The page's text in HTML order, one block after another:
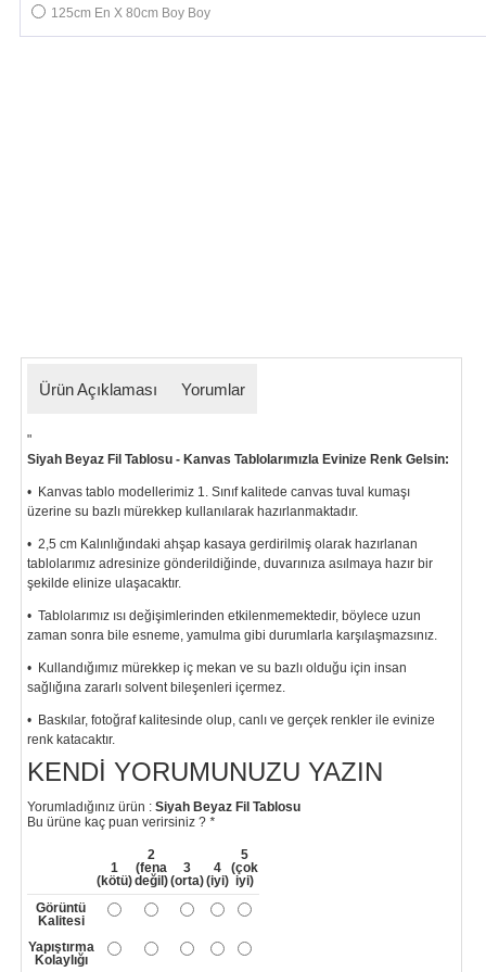
125cm En X 80cm Boy Boy
Ürün Açıklaması Yorumlar
"
Siyah Beyaz Fil Tablosu - Kanvas Tablolarımızla Evinize Renk Gelsin:
• Kanvas tablo modellerimiz 1. Sınıf kalitede canvas tuval kumaşı
üzerine su bazlı mürekkep kullanılarak hazırlanmaktadır.
• 2,5 cm Kalınlığındaki ahşap kasaya gerdirilmiş olarak hazırlanan
tablolarımız adresinize gönderildiğinde, duvarınıza asılmaya hazır bir
şekilde elinize ulaşacaktır.
• Tablolarımız ısı değişimlerinden etkilenmemektedir, böylece uzun
zaman sonra bile esneme, yamulma gibi durumlarla karşılaşmazsınız.
• Kullandığımız mürekkep iç mekan ve su bazlı olduğu için insan
sağlığına zararlı solvent bileşenleri içermez.
• Baskılar, fotoğraf kalitesinde olup, canlı ve gerçek renkler ile evinize
renk katacaktır.
KENDI YORUMUNUZU YAZIN
Yorumladığınız ürün : Siyah Beyaz Fil Tablosu
Bu ürüne kaç puan verirsiniz ? *
1
(kötü)
2
(fena
değil)
3
(orta)
4
(iyi)
5
(çok
iyi)
Görüntü
Kalitesi
Yapıştırma
Kolaylığı